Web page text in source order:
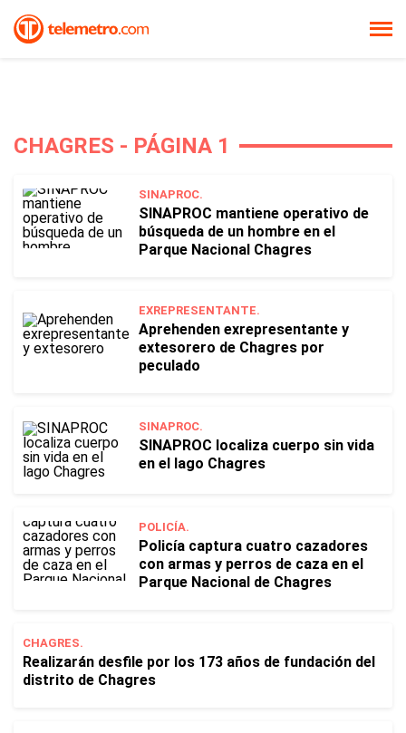
CHAGRES - PÁGINA 1
SINAPROC.
SINAPROC mantiene operativo de
búsqueda de un hombre en el
Parque Nacional Chagres
EXREPRESENTANTE.
Aprehenden exrepresentante y
extesorero de Chagres por
peculado
SINAPROC.
SINAPROC localiza cuerpo sin vida
en el lago Chagres
POLICÍA.
Policía captura cuatro cazadores
con armas y perros de caza en el
Parque Nacional de Chagres
CHAGRES.
Realizarán desfile por los 173 años de fundación del
distrito de Chagres